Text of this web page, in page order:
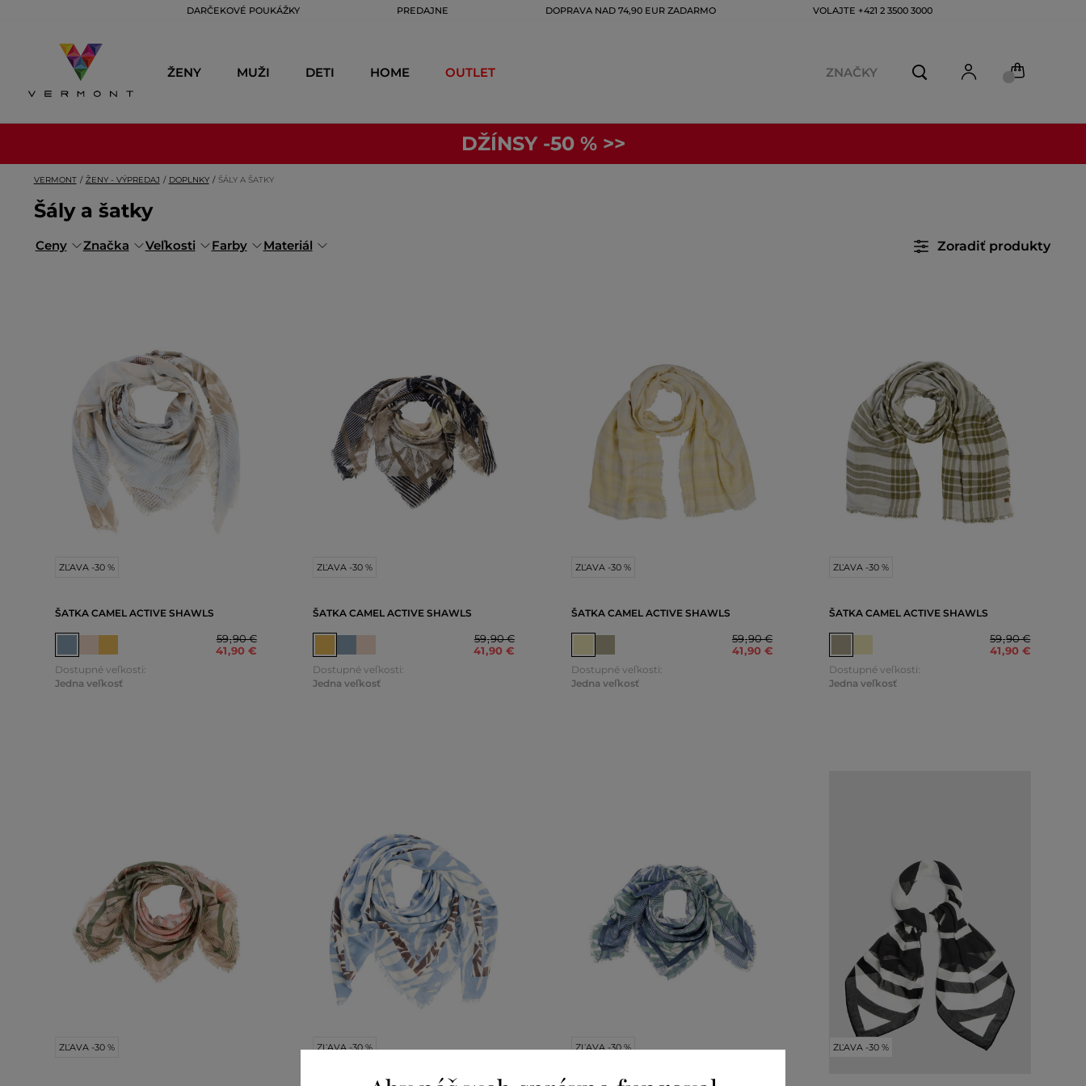
DARČEKOVÉ POUKÁŽKY PREDAJNE DOPRAVA NAD 74,90 EUR ZADARMO VOLAJTE +421 2 3500 3000
ŽENY MUŽI DETI HOME OUTLET ZNAČKY
DŽÍNSY -50 % >>
VERMONT ŽENY - VÝPREDAJ DOPLNKY ŠÁLY A ŠATKY
Šály a šatky
Ceny Značka Veľkosti Farby Materiál Zoradiť produkty
ZĽAVA -30 %
ŠATKA CAMEL ACTIVE SHAWLS
59,90 €
41,90 €
Dostupné veľkosti:
Jedna veľkosť
ZĽAVA -30 %
ŠATKA CAMEL ACTIVE SHAWLS
59,90 €
41,90 €
Dostupné veľkosti:
Jedna veľkosť
ZĽAVA -30 %
ŠATKA CAMEL ACTIVE SHAWLS
59,90 €
41,90 €
Dostupné veľkosti:
Jedna veľkosť
ZĽAVA -30 %
ŠATKA CAMEL ACTIVE SHAWLS
59,90 €
41,90 €
Dostupné veľkosti:
Jedna veľkosť
ZĽAVA -30 % ZĽAVA -30 % ZĽAVA -30 % ZĽAVA -30 %